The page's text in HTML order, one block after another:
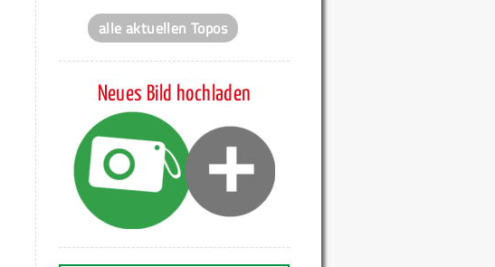
alle aktuellen Topos
Neues Bild hochladen